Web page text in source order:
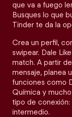
que va a fuego
Busques lo que
Tinder te da la
Crea un perfil,
swipear. Dale
match. A partir
mensaje, planea
funciones como
Química y
tipo de conexión:
intermedio.